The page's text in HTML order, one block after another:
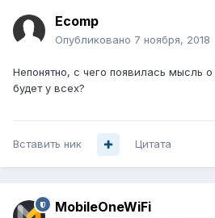
Ecomp
Опубликовано 7 ноября, 2018
Непонятно, с чего появилась мысль
будет у всех?
Вставить ник Цитата
MobileOneWiFi